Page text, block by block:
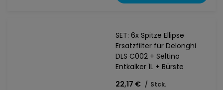
SET: 6x Spitze Ellipse
Ersatzfilter für Delonghi
DLS C002 + Seltino
Entkalker 1L + Bürste
22,17 € / Stck.